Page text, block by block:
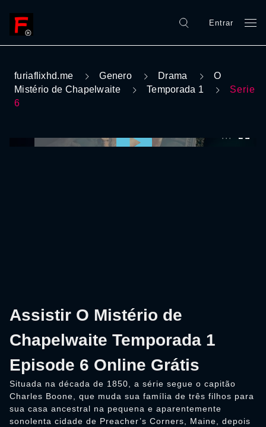
Entrar
furiaflixhd.me Genero Drama
O
Mistério de Chapelwaite
Temporada 1
Serie
6
Assistir O Mistério de
Chapelwaite Temporada 1
Episode 6 Online Grátis
Situada na década de 1850, a série segue o capitão
Charles Boone, que muda sua família de três filhos para
sua casa ancestral na pequena e aparentemente
sonolenta cidade de Preacher’s Corners, Maine, depois